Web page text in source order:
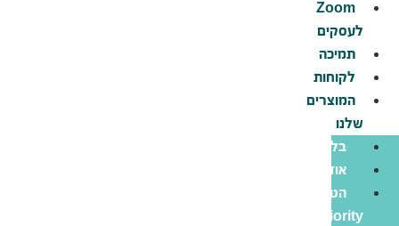
Zoom
לעסקים
תמיכה
לקוחות
המוצרים
שלנו
בלוג
אודות
הטמעת
Priority